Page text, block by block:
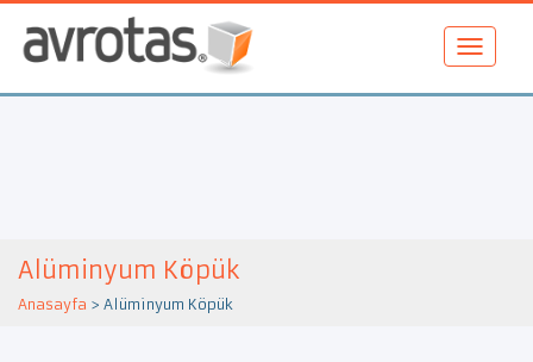
Alüminyum Köpük
Anasayfa > Alüminyum Köpük